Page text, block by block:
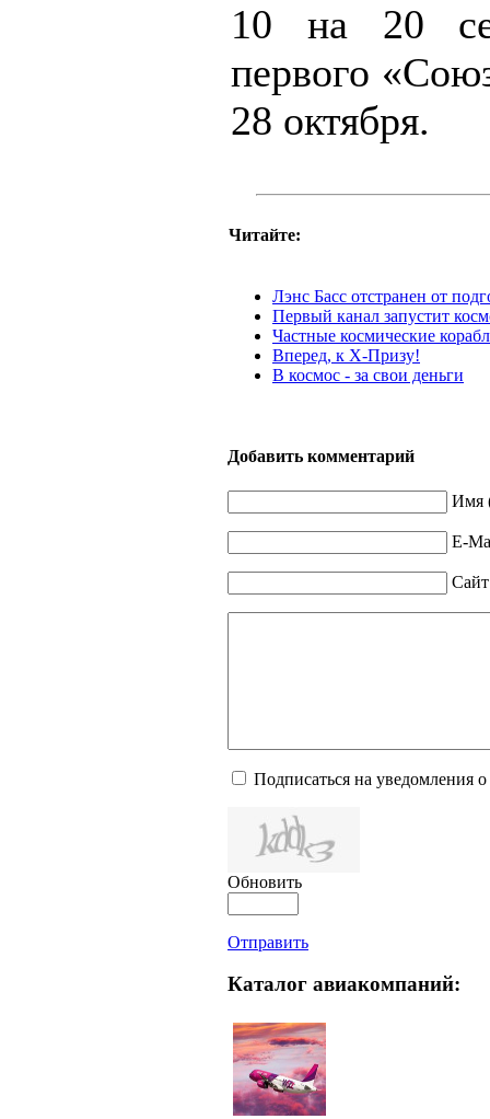
10 на 20
первого
28 октября.
Читайте:
Лэнс Басс отстранен от
Первый канал запустит
Частные космические
Вперед, к Х-Призу!
В космос - за свои деньги
Добавить комментарий
Имя
E-
Сайт
Подписаться на уведомления
Обновить
Отправить
Каталог авиакомпаний: